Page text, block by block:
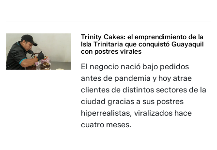
Trinity Cakes: el emprendimiento de la
Isla Trinitaria que conquistó Guayaquil
con postres virales
El negocio nació bajo pedidos
antes de pandemia y hoy atrae
clientes de distintos sectores de la
ciudad gracias a sus postres
hiperrealistas, viralizados hace
cuatro meses.